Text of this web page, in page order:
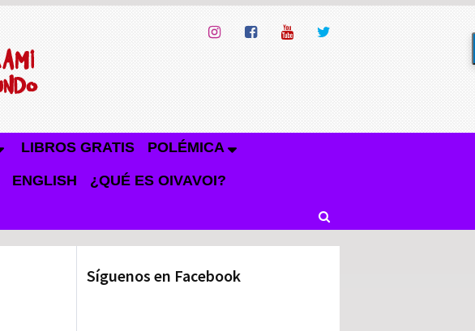
LIBROS GRATIS POLÉMICA
ENGLISH ¿QUÉ ES OIVAVOI?
Síguenos en Facebook